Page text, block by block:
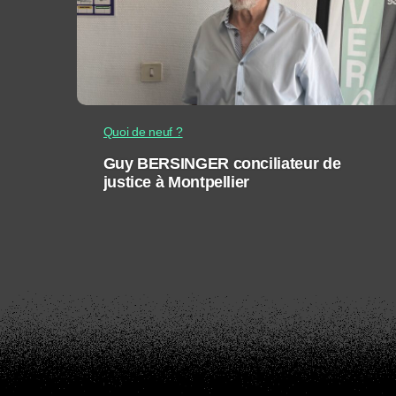
Quoi de neuf ?
Guy BERSINGER conciliateur de
justice à Montpellier